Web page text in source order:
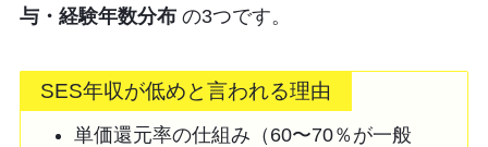
与・経験年数分布の3つです。
SES年収が低めと言われる理由
単価還元率の仕組み（60〜70％が一般